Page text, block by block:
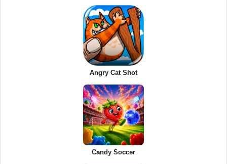
Angry Cat Shot
Candy Soccer